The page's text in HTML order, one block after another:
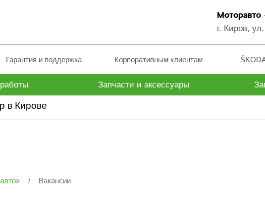
Моторавто
г. Киров,
Гарантия и поддержка Корпоративным клиентам
Запчасти и аксессуары
в Кирове
/ Вакансии